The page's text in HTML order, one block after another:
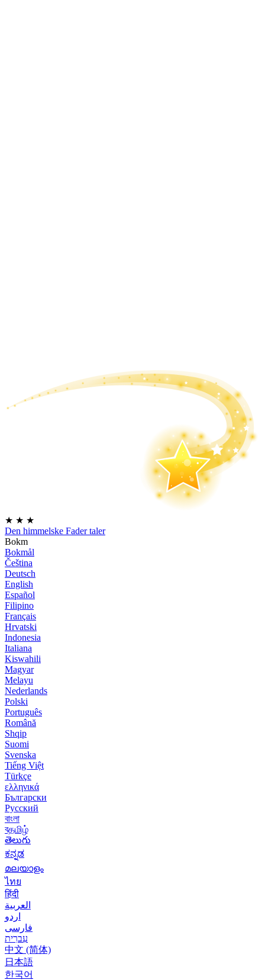
★ ★ ★
Den himmelske Fader taler
Bokm
Bokmål
Čeština
Deutsch
English
Español
Filipino
Français
Hrvatski
Indonesia
Italiana
Kiswahili
Magyar
Melayu
Nederlands
Polski
Português
Română
Shqip
Suomi
Svenska
Tiếng Việt
Türkçe
ελληνικά
Български
Русский
বাংলা
বதமிழ்
తెలుగు
ಕನ್ನಡ
മലയാളം
ไทย
हिंदी
العربية
اردو
فارسی
עִברִית
中文 (简体)
日本語
한국어